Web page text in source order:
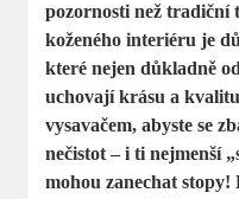
pozornosti než tradiční
koženého interiéru je
které nejen důkladně
uchovají krásu a
vysavačem, abyste se
nečistot – i ti nejmenší
mohou zanechat stopy!